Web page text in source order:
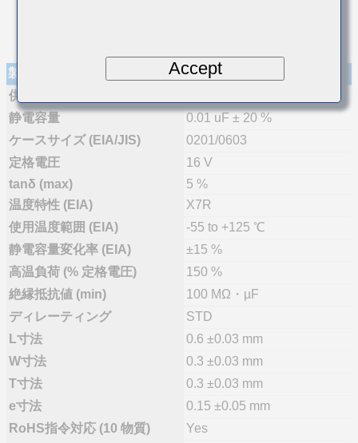
製品仕様
供給体制
静電容量
0.01 uF ± 20 %
ケースサイズ (EIA/JIS)
0201/0603
定格電圧
16 V
tanδ (max)
5 %
温度特性 (EIA)
X7R
使用温度範囲 (EIA)
-55 to +125 ℃
静電容量変化率 (EIA)
±15 %
高温負荷 (% 定格電圧)
150 %
絶縁抵抗値 (min)
100 MΩ・µF
ディレーティング
STD
L寸法
0.6 ±0.03 mm
W寸法
0.3 ±0.03 mm
T寸法
0.3 ±0.03 mm
e寸法
0.15 ±0.05 mm
RoHS指令対応 (10 物質)
Yes
Accept